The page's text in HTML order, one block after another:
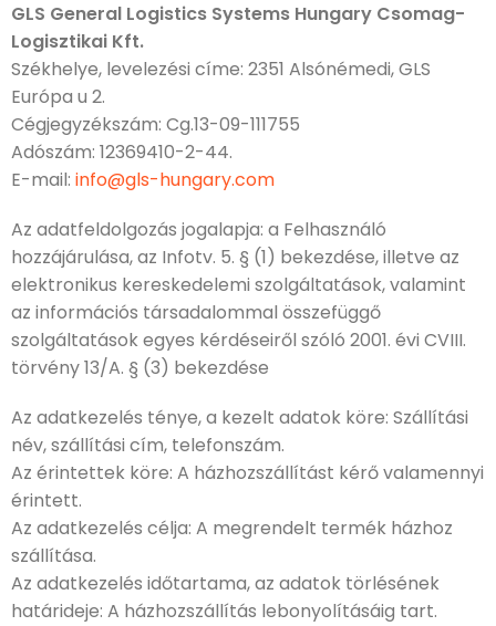
GLS General Logistics Systems Hungary Csomag-
Logisztikai Kft.
Székhelye, levelezési címe: 2351 Alsónémedi, GLS
Európa u 2.
Cégjegyzékszám: Cg.13-09-111755
Adószám: 12369410-2-44.
E-mail: info@gls-hungary.com
Az adatfeldolgozás jogalapja: a Felhasználó
hozzájárulása, az Infotv. 5. § (1) bekezdése, illetve az
elektronikus kereskedelemi szolgáltatások, valamint
az információs társadalommal összefüggő
szolgáltatások egyes kérdéseiről szóló 2001. évi CVIII.
törvény 13/A. § (3) bekezdése
Az adatkezelés ténye, a kezelt adatok köre: Szállítási
név, szállítási cím, telefonszám.
Az érintettek köre: A házhozszállítást kérő valamennyi
érintett.
Az adatkezelés célja: A megrendelt termék házhoz
szállítása.
Az adatkezelés időtartama, az adatok törlésének
határideje: A házhozszállítás lebonyolításáig tart.